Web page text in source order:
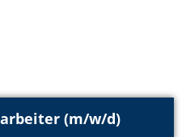
(m/w/d)